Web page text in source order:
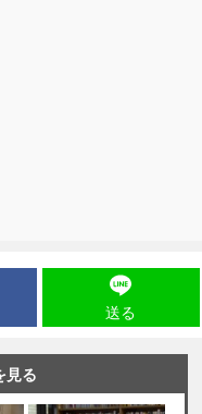
送る
見る